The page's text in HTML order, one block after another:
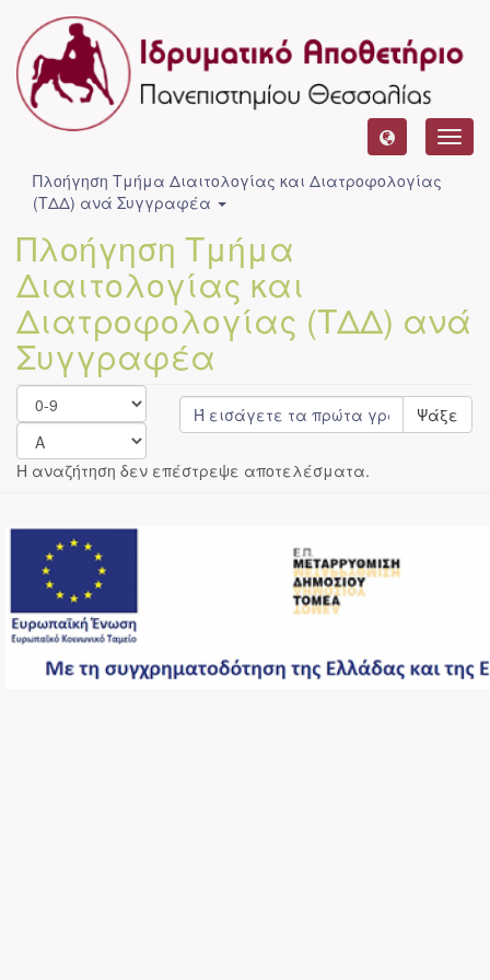
Πλοήγηση Τμήμα Διαιτολογίας και Διατροφολογίας
(ΤΔΔ) ανά Συγγραφέα
Πλοήγηση Τμήμα
Διαιτολογίας και
Διατροφολογίας (ΤΔΔ) ανά
Συγγραφέα
Ψάξε
Η αναζήτηση δεν επέστρεψε αποτελέσματα.